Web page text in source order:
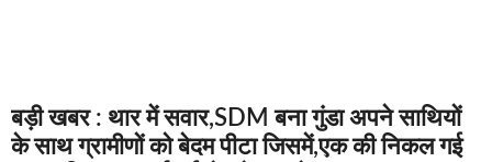
बड़ी खबर : थार में सवार,SDM बना गुंडा अपने साथियों
के साथ ग्रामीणों को बेदम पीटा जिसमें,एक की निकल गई